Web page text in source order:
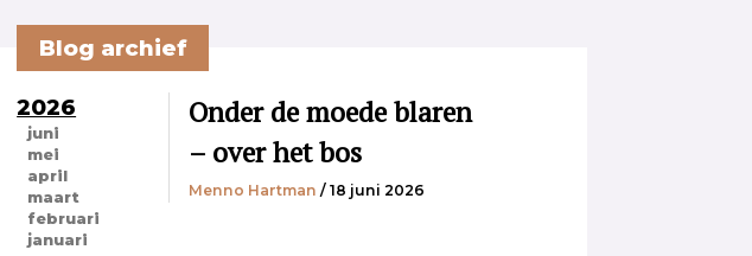
Blog archief
2026
juni
mei
april
maart
februari
januari
Onder de moede blaren
– over het bos
Menno Hartman / 18 juni 2026